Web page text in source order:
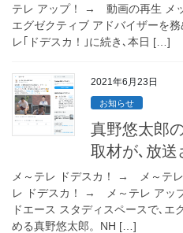
テレ アップ！ → 動画の再生 メ
エグゼクティブ アドバイザーを
レ｢ドデスカ！｣に続き､本日 […]
2021年6月23日
お知らせ
真野悠太郎
取材が､放送
メ～テレ ドデスカ！ → メ～テ
レ ドデスカ！ → メ～テレ アッ
ドエース スタディスペースで､エ
める真野悠太郎。NH […]